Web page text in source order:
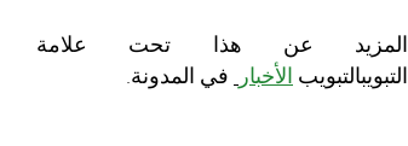
المزيد عن هذا تحت علامة
التبويبالتبويبالأخبار في المدونة.